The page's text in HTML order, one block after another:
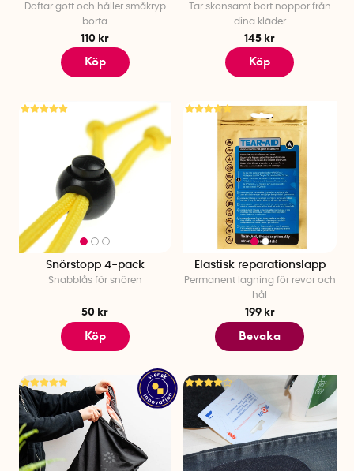
Doftar gott och håller småkryp
borta
110 kr
Köp
Tar skonsamt bort noppor från
dina kläder
145 kr
Köp
Snörstopp 4-pack
Snabblås för snören
50 kr
Köp
Elastisk reparationslapp
Permanent lagning för revor och
hål
199 kr
Bevaka